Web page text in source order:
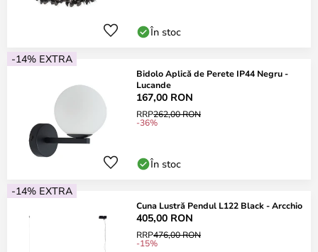
În stoc
-14% EXTRA
Bidolo Aplică de Perete IP44 Negru -
Lucande
167,00 RON
RRP262,00 RON
-36%
În stoc
-14% EXTRA
Cuna Lustră Pendul L122 Black - Arcchio
405,00 RON
RRP476,00 RON
-15%